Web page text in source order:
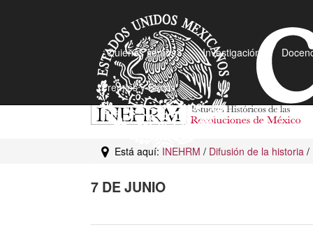
¿Quiénes somos? Investigación
Premios y Becas
Está aquí: INEHRM / Difusión de la historia /
7 DE JUNIO